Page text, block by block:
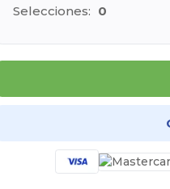
Selecciones: 0